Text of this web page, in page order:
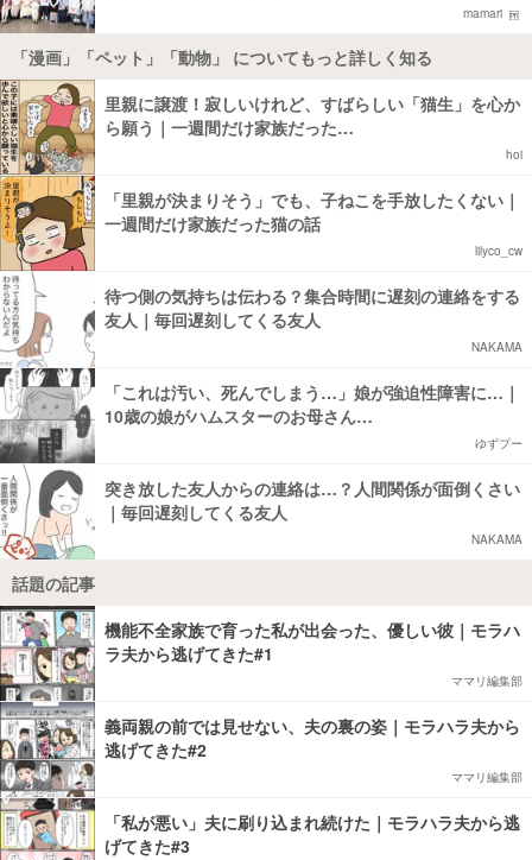
mamari
「漫画」「ペット」「動物」 についてもっと詳しく知る
里親に譲渡！寂しいけれど、すばらしい「猫生」を心か
ら願う｜一週間だけ家族だった…
hoi
「里親が決まりそう」でも、子ねこを手放したくない｜
一週間だけ家族だった猫の話
lilyco_cw
待つ側の気持ちは伝わる？集合時間に遅刻の連絡をする
友人｜毎回遅刻してくる友人
NAKAMA
「これは汚い、死んでしまう…」娘が強迫性障害に…｜
10歳の娘がハムスターのお母さん…
ゆずプー
突き放した友人からの連絡は…？人間関係が面倒くさい
｜毎回遅刻してくる友人
NAKAMA
話題の記事
機能不全家族で育った私が出会った、優しい彼｜モラハ
ラ夫から逃げてきた#1
ママリ編集部
義両親の前では見せない、夫の裏の姿｜モラハラ夫から
逃げてきた#2
ママリ編集部
「私が悪い」夫に刷り込まれ続けた｜モラハラ夫から逃
げてきた#3